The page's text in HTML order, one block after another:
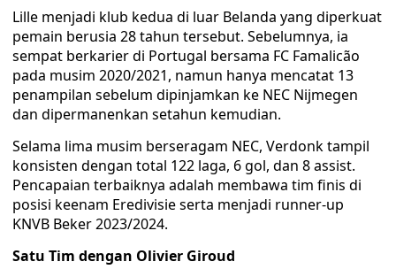
Lille menjadi klub kedua di luar Belanda yang diperkuat
pemain berusia 28 tahun tersebut. Sebelumnya, ia
sempat berkarier di Portugal bersama FC Famalicão
pada musim 2020/2021, namun hanya mencatat 13
penampilan sebelum dipinjamkan ke NEC Nijmegen
dan dipermanenkan setahun kemudian.
Selama lima musim berseragam NEC, Verdonk tampil
konsisten dengan total 122 laga, 6 gol, dan 8 assist.
Pencapaian terbaiknya adalah membawa tim finis di
posisi keenam Eredivisie serta menjadi runner-up
KNVB Beker 2023/2024.
Satu Tim dengan Olivier Giroud